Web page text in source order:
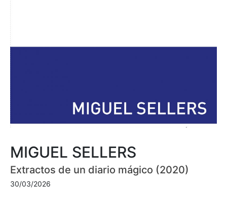
MIGUEL SELLERS
Extractos de un diario mágico (2020)
30/03/2026